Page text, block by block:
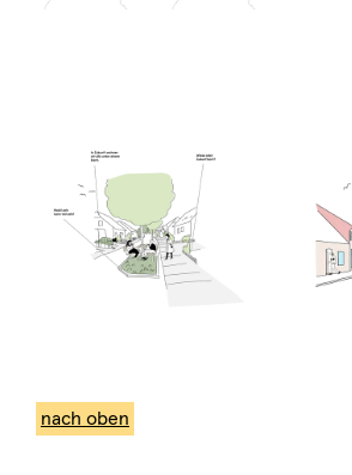
nach oben